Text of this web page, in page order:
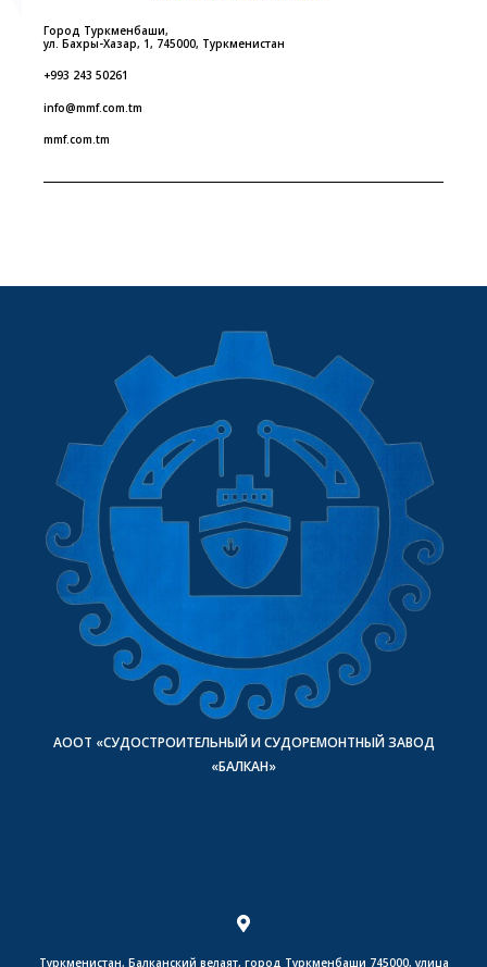
Город Туркменбаши,
ул. Бахры-Хазар, 1, 745000, Туркменистан
+993 243 50261
info@mmf.com.tm
mmf.com.tm
АООТ «СУДОСТРОИТЕЛЬНЫЙ И СУДОРЕМОНТНЫЙ ЗАВОД
«БАЛКАН»
Туркменистан, Балканский велаят, город Туркменбаши 745000, улица